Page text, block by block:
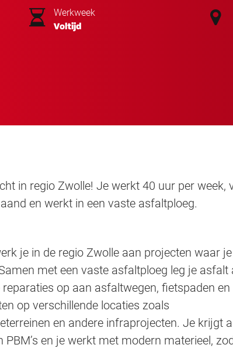
Werkweek
Voltijd
in regio Zwolle! Je werkt 40 uur per week,
en werkt in een vaste asfaltploeg.
je in de regio Zwolle aan projecten waar
met een vaste asfaltploeg leg je asfalt
op aan asfaltwegen, fietspaden en
op verschillende locaties zoals
en andere infraprojecten. Je krijgt
PBM’s en je werkt met modern materieel,